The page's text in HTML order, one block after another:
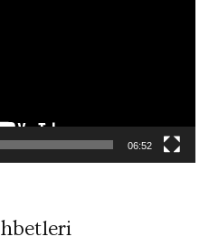
06:52